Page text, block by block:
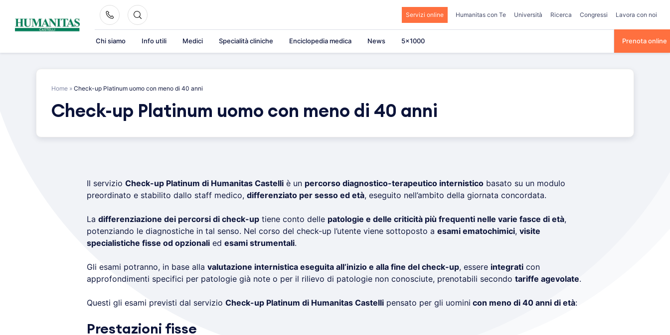
content
Servizi online Humanitas con Te Università Ricerca Congressi Lavora con noi
Chi siamo Info utili Medici Specialità cliniche Enciclopedia medica News 5×1000 Prenota online
Home » Check-up Platinum uomo con meno di 40 anni
Check-up Platinum uomo con meno di 40 anni
Il servizio Check-up Platinum di Humanitas Castelli è un percorso diagnostico-terapeutico internistico basato su un modulo
preordinato e stabilito dallo staff medico, differenziato per sesso ed età, eseguito nell’ambito della giornata concordata.
La differenziazione dei percorsi di check-up tiene conto delle patologie e delle criticità più frequenti nelle varie fasce di età,
potenziando le diagnostiche in tal senso. Nel corso del check-up l’utente viene sottoposto a esami ematochimici, visite
specialistiche fisse od opzionali ed esami strumentali.
Gli esami potranno, in base alla valutazione internistica eseguita all’inizio e alla fine del check-up, essere integrati con
approfondimenti specifici per patologie già note o per il rilievo di patologie non conosciute, prenotabili secondo tariffe agevolate.
Questi gli esami previsti dal servizio Check-up Platinum di Humanitas Castelli pensato per gli uomini con meno di 40 anni di età:
Prestazioni fisse